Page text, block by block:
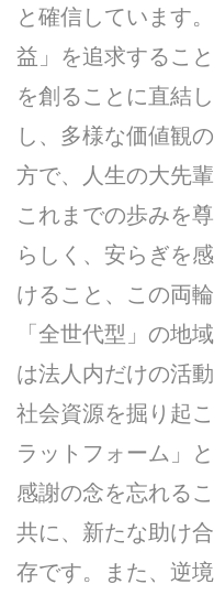
と確信しています
益」を追求するこ
を創ることに直結
し、多様な価値観
方で、人生の大先
これまでの歩みを
らしく、安らぎを
けること、この両
「全世代型」の地
は法人内だけの活
社会資源を掘り起
ラットフォーム」
感謝の念を忘れる
共に、新たな助け
存です。また、逆